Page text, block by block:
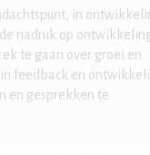
in
nadruk op
te gaan over groei en
feedback en
en gesprekken te